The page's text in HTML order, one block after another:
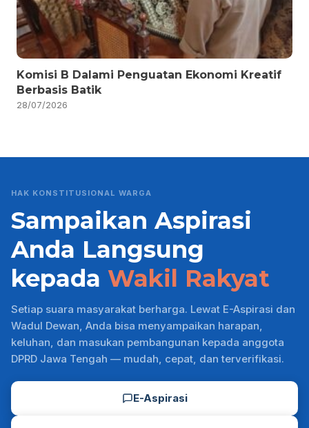
Komisi B Dalami Penguatan Ekonomi Kreatif
Berbasis Batik
28/07/2026
HAK KONSTITUSIONAL WARGA
Sampaikan Aspirasi
Anda Langsung
kepada Wakil Rakyat
Setiap suara masyarakat berharga. Lewat E-Aspirasi dan
Wadul Dewan, Anda bisa menyampaikan harapan,
keluhan, dan masukan pembangunan kepada anggota
DPRD Jawa Tengah — mudah, cepat, dan terverifikasi.
E-Aspirasi